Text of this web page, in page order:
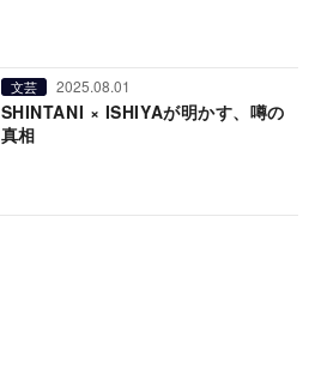
文芸 2025.08.01
SHINTANI × ISHIYAが明かす、噂の
真相